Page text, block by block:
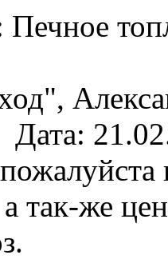
Печное
так-же